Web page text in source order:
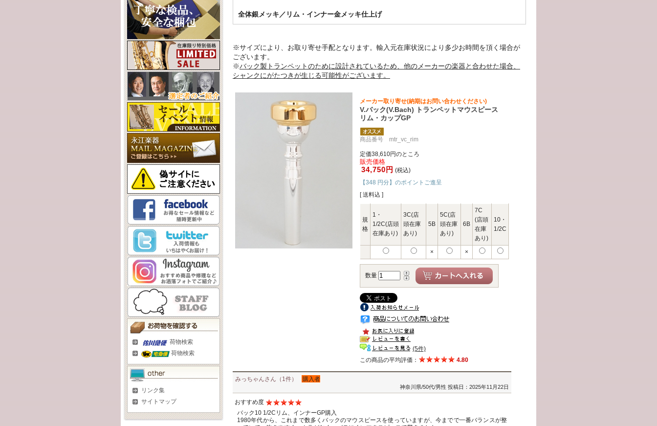
荷物検索
荷物検索
リンク集
サイトマップ
全体銀メッキ／リム・インナー金メッキ仕上げ
※サイズにより、お取り寄せ手配となります。輸入元在庫状況により多少お時間を頂く場合が
ございます。
※バック製トランペットのために設計されているため、他のメーカーの楽器と合わせた場合、
シャンクにがたつきが生じる可能性がございます。
メーカー取り寄せ(納期はお問い合わせください)
V.バック(V.Bach) トランペットマウスピース
リム・カップGP
商品番号 mtr_vc_rim
定価38,610円のところ
販売価格
34,750円 (税込)
【348 円分】のポイントご進呈
[ 送料込 ]
規
格
1・
1/2C(店頭
在庫あり)
3C(店
頭在庫
あり)
5B
5C(店
頭在庫
あり)
6B
7C
(店頭
在庫
あり)
10・
1/2C
× ×
数量
(5件)
この商品の平均評価：
4.80
みっちゃんさん（1件） 購入者
神奈川県/50代/男性 投稿日：2025年11月22日
おすすめ度
バック10 1/2Cリム、インナーGP購入
1980年代から、これまで数多くバックのマウスピースを使っていますが、今までで一番バランスが整